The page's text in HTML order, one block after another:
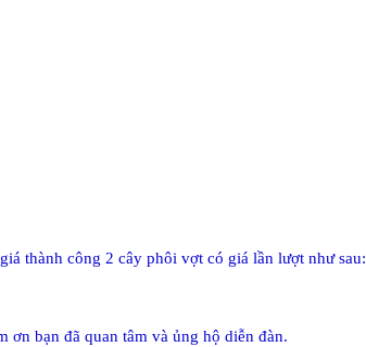
thành công 2 cây phôi vợt có giá lần lượt như sau:
ơn bạn đã quan tâm và ủng hộ diễn đàn.